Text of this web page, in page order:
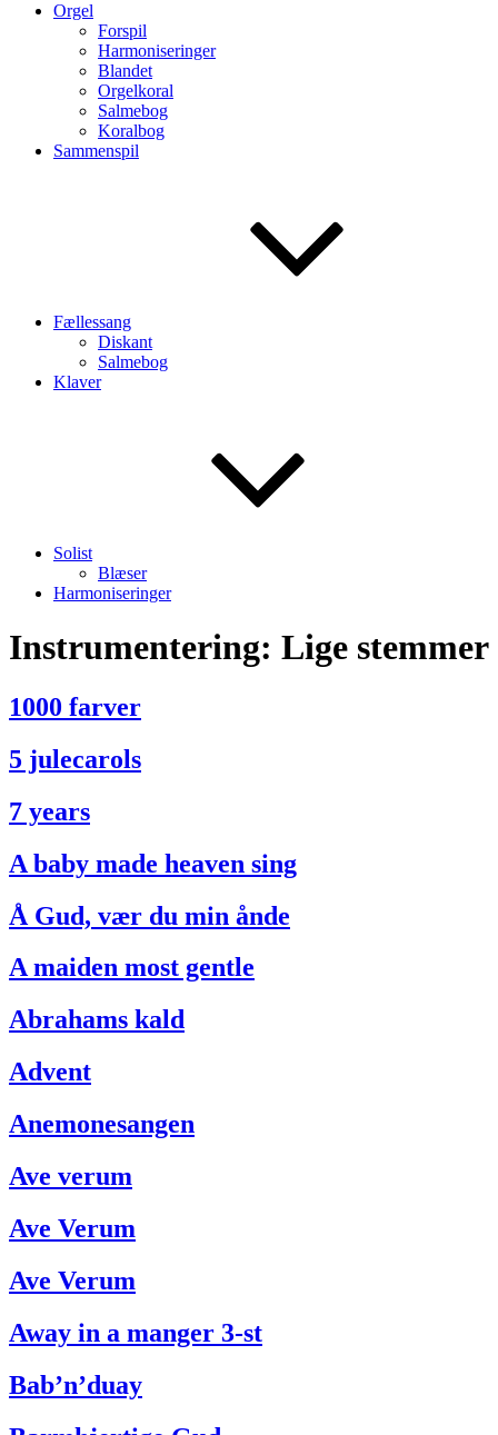
Orgel
Forspil
Harmoniseringer
Blandet
Orgelkoral
Salmebog
Koralbog
Sammenspil
Fællessang
Diskant
Salmebog
Klaver
Solist
Blæser
Harmoniseringer
Instrumentering: Lige stemmer
1000 farver
5 julecarols
7 years
A baby made heaven sing
Å Gud, vær du min ånde
A maiden most gentle
Abrahams kald
Advent
Anemonesangen
Ave verum
Ave Verum
Ave Verum
Away in a manger 3-st
Bab’n’duay